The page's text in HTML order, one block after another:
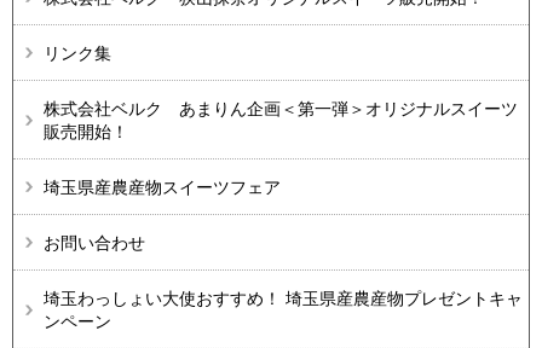
リンク集
株式会社ベルク あまりん企画＜第一弾＞オリジナルスイーツ
販売開始！
埼玉県産農産物スイーツフェア
お問い合わせ
埼玉わっしょい大使おすすめ！ 埼玉県産農産物プレゼントキャ
ンペーン